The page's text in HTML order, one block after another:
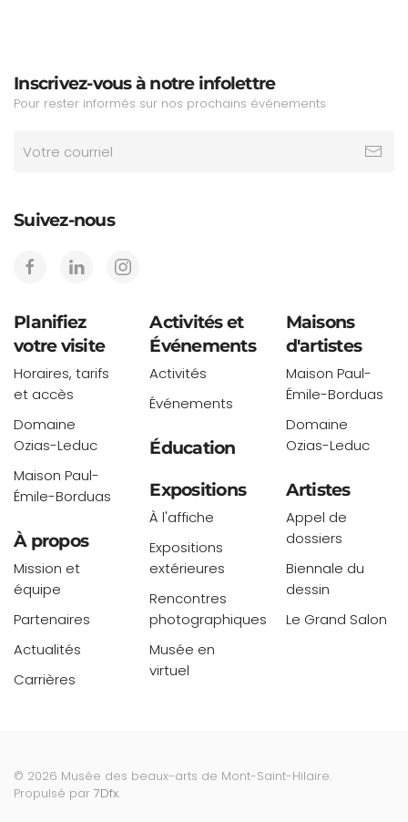
Inscrivez-vous à notre infolettre
Pour rester informés sur nos prochains événements
Suivez-nous
Planifiez
votre visite
Horaires, tarifs
et accès
Domaine
Ozias-Leduc
Maison Paul-
Émile-Borduas
À propos
Mission et
équipe
Partenaires
Actualités
Carrières
Activités et
Événements
Activités
Événements
Éducation
Expositions
À l'affiche
Expositions
extérieures
Rencontres
photographiques
Musée en
virtuel
Maisons
d'artistes
Maison Paul-
Émile-Borduas
Domaine
Ozias-Leduc
Artistes
Appel de
dossiers
Biennale du
dessin
Le Grand Salon
© 2026 Musée des beaux-arts de Mont-Saint-Hilaire.
Propulsé par 7Dfx.